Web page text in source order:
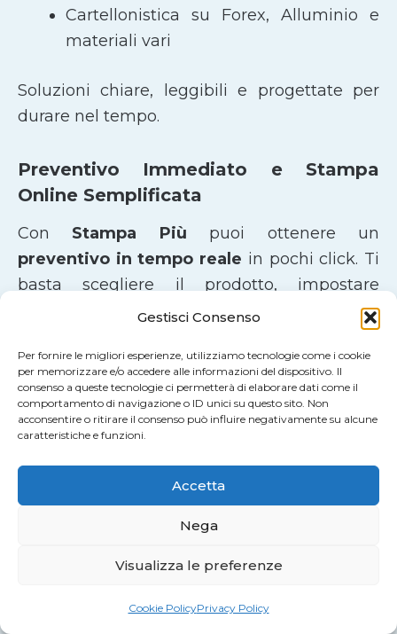
Gestisci Consenso
Per fornire le migliori esperienze, utilizziamo tecnologie come i cookie
per memorizzare e/o accedere alle informazioni del dispositivo. Il
consenso a queste tecnologie ci permetterà di elaborare dati come il
comportamento di navigazione o ID unici su questo sito. Non
acconsentire o ritirare il consenso può influire negativamente su alcune
caratteristiche e funzioni.
Accetta
Nega
Visualizza le preferenze
Cookie PolicyPrivacy Policy
Cartellonistica su Forex, Alluminio e
materiali vari
Soluzioni chiare, leggibili e progettate per
durare nel tempo.
Preventivo Immediato e Stampa
Online Semplificata
Con Stampa Più puoi ottenere un
preventivo in tempo reale in pochi click. Ti
basta scegliere il prodotto, impostare
dimensioni, materiali e finiture per
Una volta completata la configurazione, puoi
aggiungere il prodotto al carrello e
concludere l’ordine utilizzando il metodo di
pagamento che preferisci. Dalla tuaarea
potrai gestire gli ordini e caricare i
file di stampa anche successivamente, in